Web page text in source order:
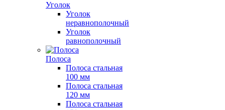
Уголок
Уголок
неравнополочный
Уголок
равнополочный
Полоса
Полоса стальная
100 мм
Полоса стальная
120 мм
Полоса стальная